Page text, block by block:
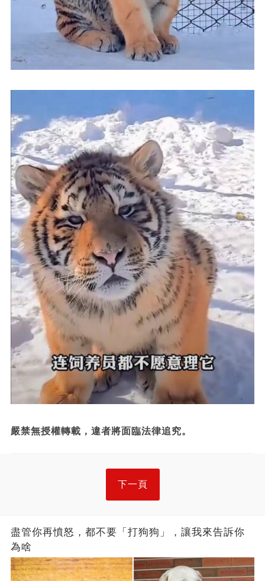
嚴禁無授權轉載，違者將面臨法律追究。
下一頁
盡管你再憤怒，都不要「打狗狗」，讓我來告訴你
為啥